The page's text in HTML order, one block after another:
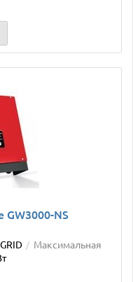
NS
Максимальная